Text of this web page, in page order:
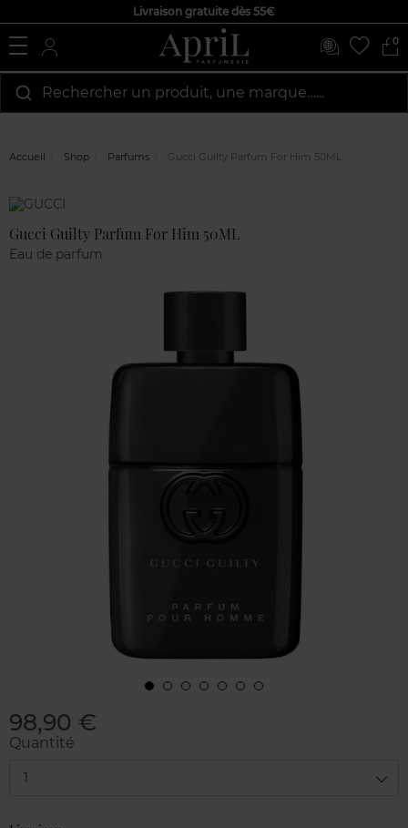
Livraison gratuite dès 55€
0
Rechercher un produit, une marque…...
Accueil Shop Parfums Gucci Guilty Parfum For Him 50ML
Marque
clients
Gucci Guilty Parfum For Him 50ML
Eau de parfum
98,90 €
Quantité
1